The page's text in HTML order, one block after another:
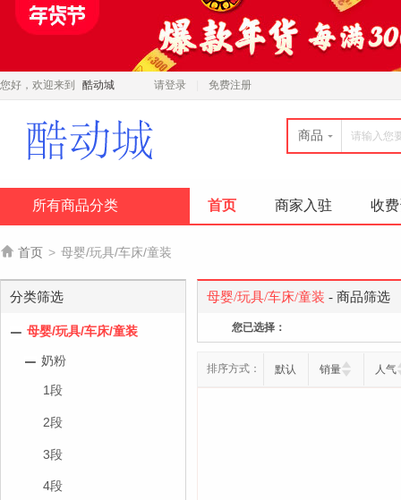
您好，欢迎来到 酷动城 请登录 免费注册
商品
所有商品分类 首页 商家入驻 收
 首页 > 母婴/玩具/车床/童装
分类筛选
母婴/玩具/车床/童装
奶粉
1段
2段
3段
4段
母婴/玩具/车床/童装 - 商品筛选
您已选择：
排序方式： 默认 销量 人气